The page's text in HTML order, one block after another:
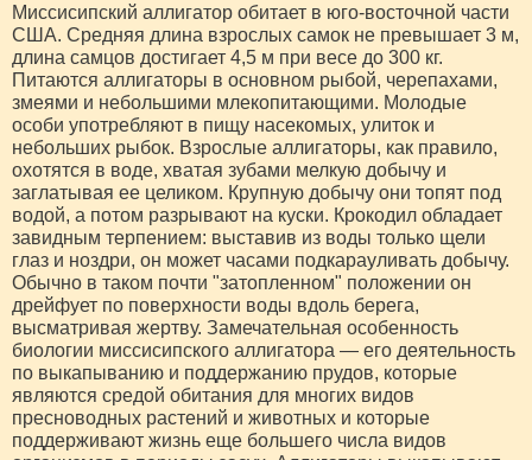
Миссисипский аллигатор обитает в юго-восточной части
США. Средняя длина взрослых самок не превышает 3 м,
длина самцов достигает 4,5 м при весе до 300 кг.
Питаются аллигаторы в основном рыбой, черепахами,
змеями и небольшими млекопитающими. Молодые
особи употребляют в пищу насекомых, улиток и
небольших рыбок. Взрослые аллигаторы, как правило,
охотятся в воде, хватая зубами мелкую добычу и
заглатывая ее целиком. Крупную добычу они топят под
водой, а потом разрывают на куски. Крокодил обладает
завидным терпением: выставив из воды только щели
глаз и ноздри, он может часами подкарауливать добычу.
Обычно в таком почти "затопленном" положении он
дрейфует по поверхности воды вдоль берега,
высматривая жертву. Замечательная особенность
биологии миссисипского аллигатора — его деятельность
по выкапыванию и поддержанию прудов, которые
являются средой обитания для многих видов
пресноводных растений и животных и которые
поддерживают жизнь еще большего числа видов